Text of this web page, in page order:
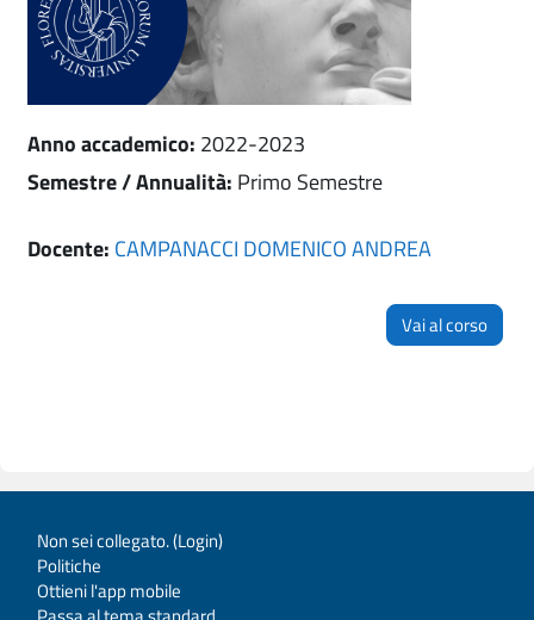
Anno accademico: 2022-2023
Semestre / Annualità: Primo Semestre
Docente: CAMPANACCI DOMENICO ANDREA
Vai al corso
Non sei collegato. (Login)
Politiche
Ottieni l'app mobile